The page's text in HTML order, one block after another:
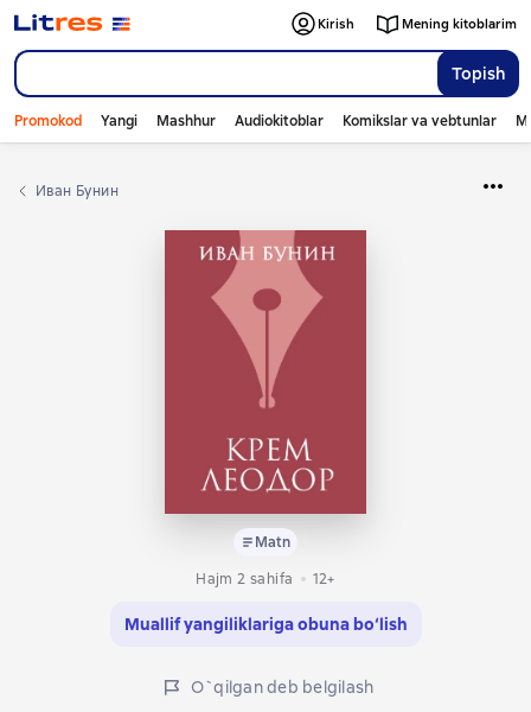
Topish
Kirish Mening kitoblarim
Promokod Yangi Mashhur Audiokitoblar Komikslar va vebtunlar
Иван Бунин
Matn
Hajm 2 sahifa
12+
Muallif yangiliklariga obuna bo‘lish
O`qilgan deb belgilash